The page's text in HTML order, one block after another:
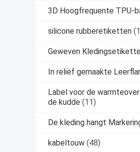
3D Hoogfrequente TPU-
silicone rubberetiketten
Geweven
In reliëf gemaakte
Label voor de
de kudde (11)
De kleding hangt
kabeltouw (48)